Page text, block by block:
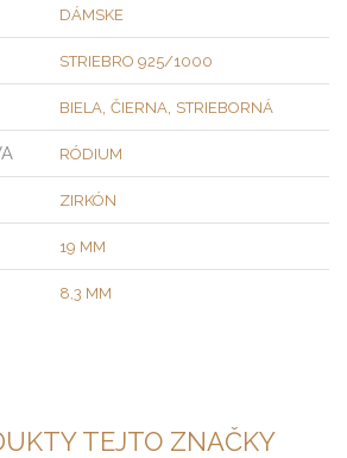
DÁMSKE
STRIEBRO 925/1000
BIELA ČIERNA STRIEBORNÁ
RÓDIUM
ZIRKÓN
19 MM
8,3 MM
TEJTO ZNAČKY